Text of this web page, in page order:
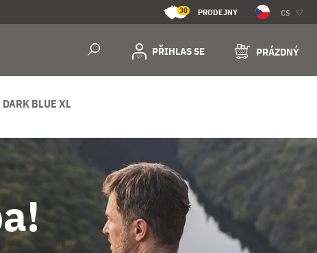
30 PRODEJNY CS
PŘIHLAS SE PRÁZDNÝ
BLUE XL